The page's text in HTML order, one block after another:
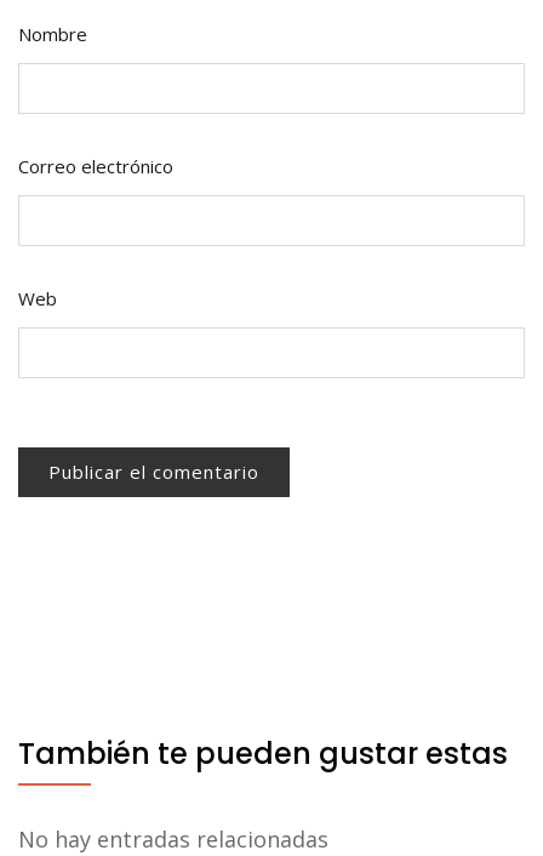
Nombre
Correo electrónico
Web
También te pueden gustar estas
No hay entradas relacionadas